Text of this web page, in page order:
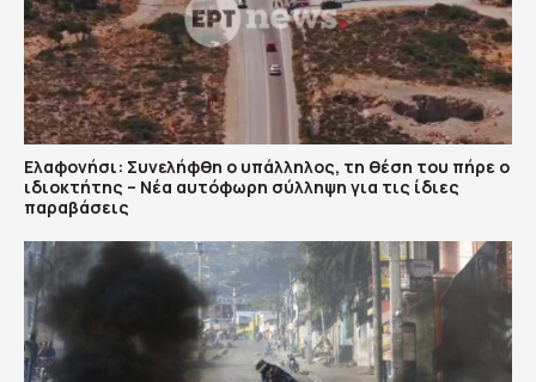
Ελαφονήσι: Συνελήφθη ο υπάλληλος, τη θέση του πήρε ο
ιδιοκτήτης – Νέα αυτόφωρη σύλληψη για τις ίδιες
παραβάσεις